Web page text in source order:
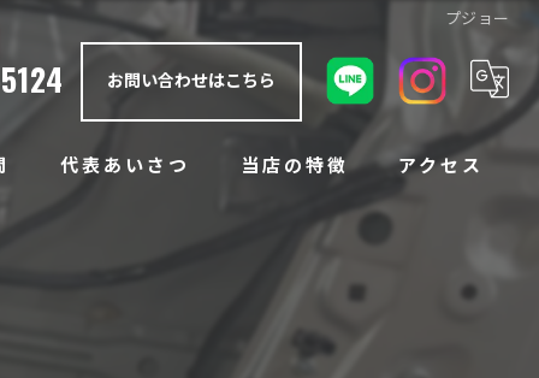
プジョー
お問い合わせはこちら
代表あいさつ 当店の特徴
アンダーコート
ノックスドール
アクセス